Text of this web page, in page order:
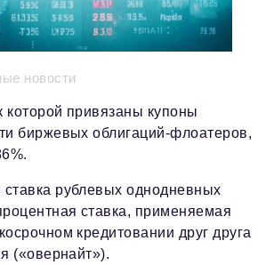
редакционная подписка
новости
которой привязаны купоны
биржевых облигаций-флоатеров,
ставка рублевых однодневных
ставка, применяемая
кредитовании друг друга
(«овернайт»).